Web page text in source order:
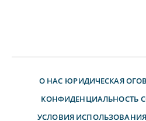
О НАС ЮРИДИЧЕСКАЯ
КОНФИДЕНЦИАЛЬНОСТЬ
УСЛОВИЯ ИСПОЛЬЗОВАНИЯ